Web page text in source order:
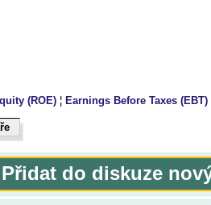
(ROE) ¦ Earnings Before Taxes (EBT)
Přidat do diskuze